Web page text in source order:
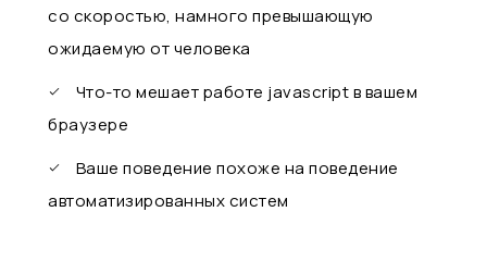
со скоростью, намного превышающую
ожидаемую от человека
Что-то мешает работе javascript в вашем
браузере
Ваше поведение похоже на поведение
автоматизированных систем